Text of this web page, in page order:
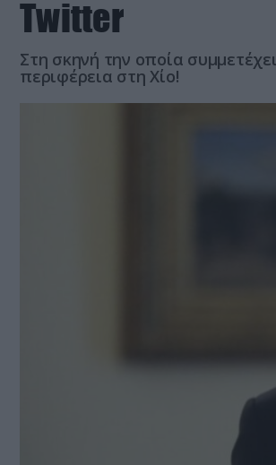
Τwitter
Στη σκηνή την οποία
περιφέρεια στη Χίο!